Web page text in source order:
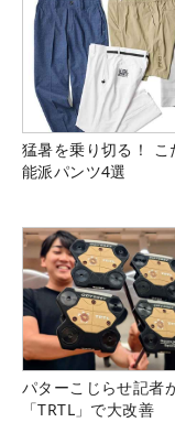
猛暑を乗り切る！ こ
能派パンツ4選
パターこじらせ記者
「TRTL」で大改善